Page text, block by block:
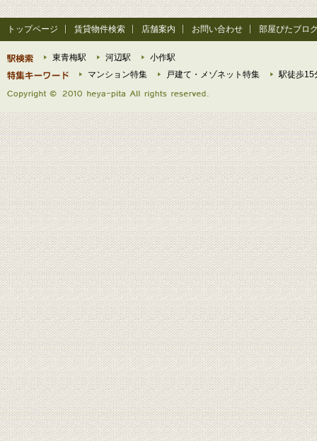
トップページ 賃貸物件検索 店舗案内 お問い合わせ 部屋ぴたブロ
東青梅駅 河辺駅
小作駅
マンション特集
戸建て・メゾネット特集 駅徒歩15